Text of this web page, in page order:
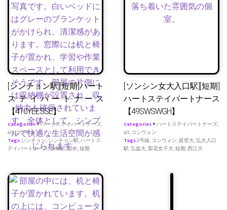
[シンチョン駅][短期]ハート
ステイパートナース
【410YEESSE】
Categories♥ ハートステイパートナーズ,
all,コシウォン
Tags シンチョン, シンチョン駅,ハートス
テイパートナース,新村駅,梨大,短期
[ソンシン女大入口駅][短期]
ハートステイパートナース
【49SWSWGH】
Categories♥ ハートステイパートナーズ,
all, コシウォン
Tags2号線, コシウォン,延世大,弘大入口
駅,弘益大,梨花女子大,短期,西江大